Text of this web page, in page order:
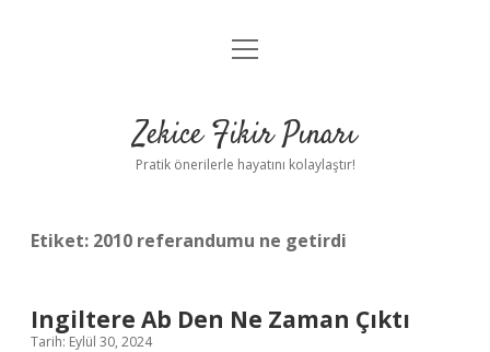
Anasayfa
Yasal Uyarı
menüyü
Zekice Fikir Pınarı
Pratik önerilerle hayatını kolaylaştır!
Etiket: 2010 referandumu ne getirdi
Ingiltere Ab Den Ne Zaman Çıktı
Tarih: Eylül 30, 2024